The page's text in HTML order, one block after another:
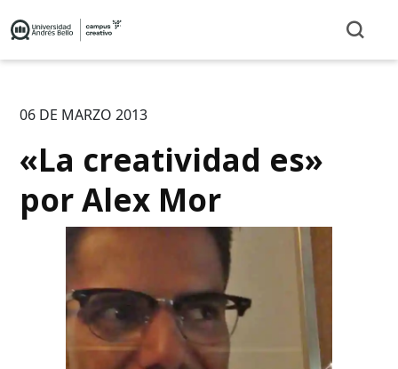
06 DE MARZO 2013
«La creatividad es»
por Alex Mor